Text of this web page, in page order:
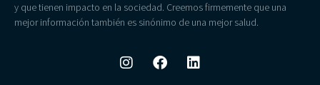
y que tienen impacto en la sociedad. Creemos firmemente que una
mejor información también es sinónimo de una mejor salud.